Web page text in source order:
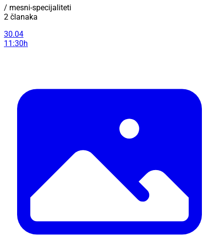
/ mesni-specijaliteti
2 članaka
30.04
11:30h